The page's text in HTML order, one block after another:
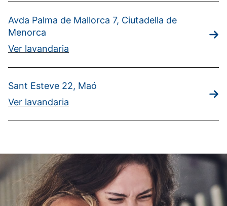
Avda Palma de Mallorca 7, Ciutadella de
Menorca
Ver lavandaria
Sant Esteve 22, Maó
Ver lavandaria